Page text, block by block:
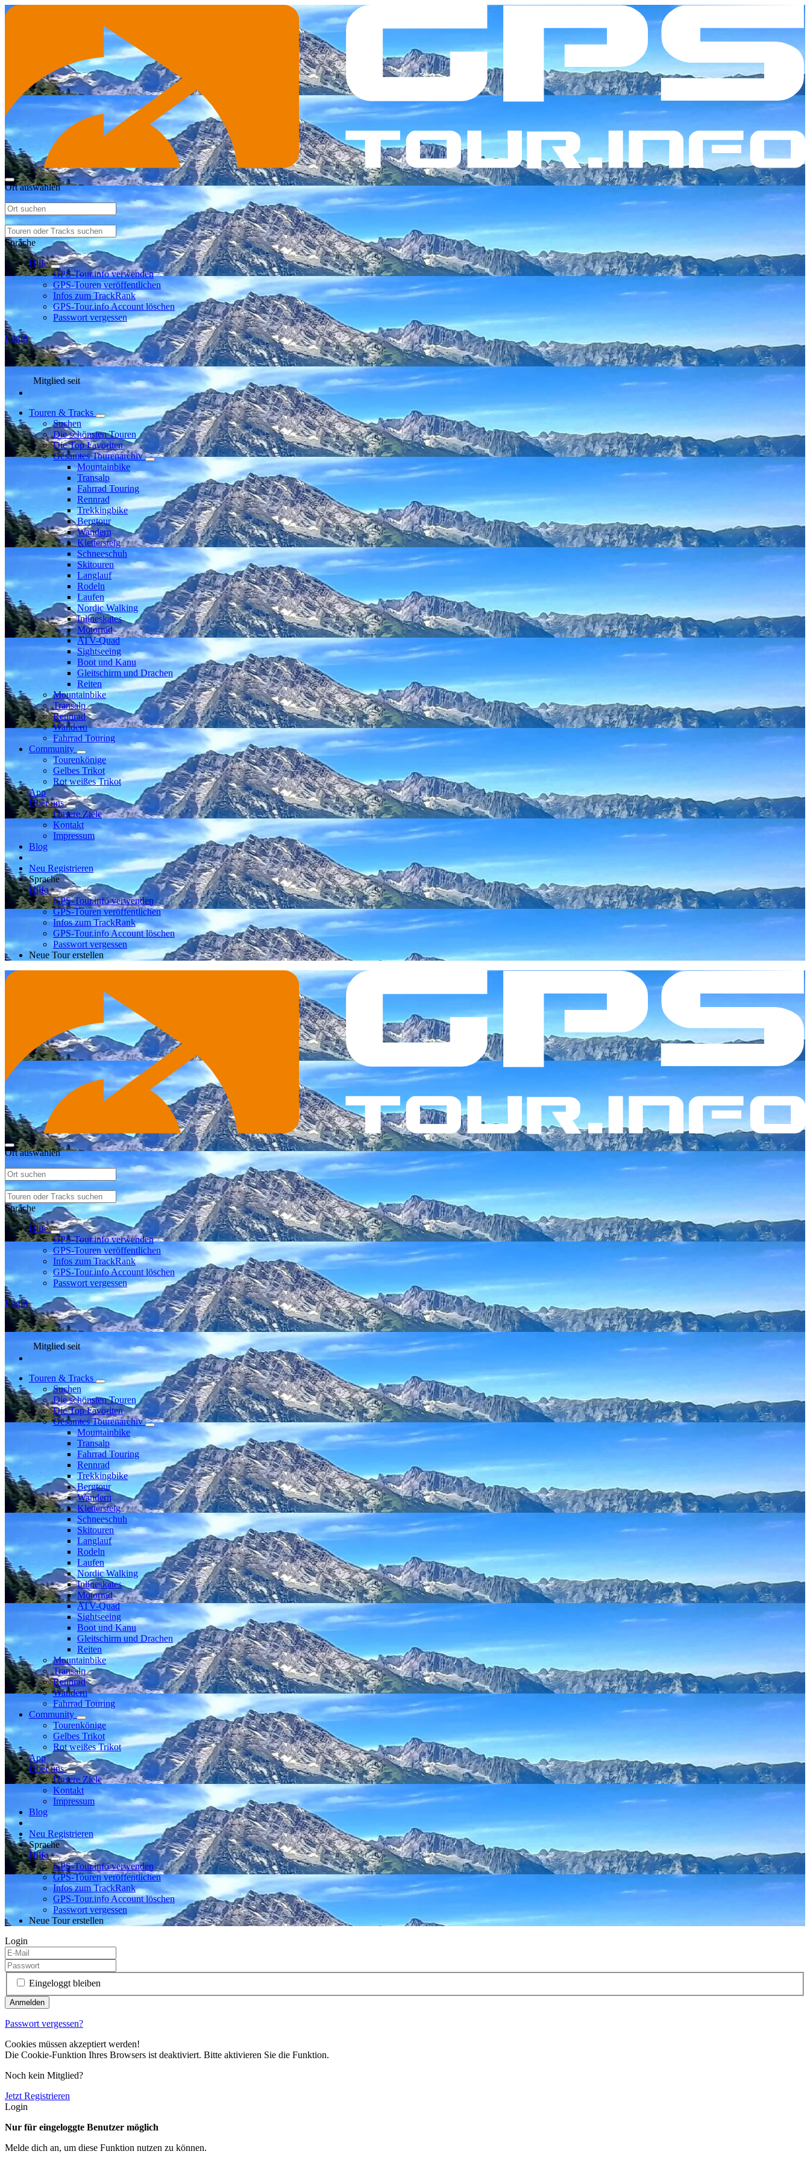
Ort auswählen
Sprache
Hilfe
GPS-Tour.info verwenden
GPS-Touren veröffentlichen
Infos zum TrackRank
GPS-Tour.info Account löschen
Passwort vergessen
Login
Mitglied seit
Touren & Tracks
Suchen
Die schönsten Touren
Die Top Favoriten
Gesamtes Tourenarchiv
Mountainbike
Transalp
Fahrrad Touring
Rennrad
Trekkingbike
Bergtour
Wandern
Klettersteig
Schneeschuh
Skitouren
Langlauf
Rodeln
Laufen
Nordic Walking
Inlineskates
Motorrad
ATV-Quad
Sightseeing
Boot und Kanu
Gleitschirm und Drachen
Reiten
Mountainbike
Transalp
Rennrad
Wandern
Fahrrad Touring
Community
Tourenkönige
Gelbes Trikot
Rot weißes Trikot
App
Über uns
Unsere Ziele
Kontakt
Impressum
Blog
Neu Registrieren
Sprache
Hilfe
GPS-Tour.info verwenden
GPS-Touren veröffentlichen
Infos zum TrackRank
GPS-Tour.info Account löschen
Passwort vergessen
Neue Tour erstellen
Ort auswählen
Sprache
Hilfe
GPS-Tour.info verwenden
GPS-Touren veröffentlichen
Infos zum TrackRank
GPS-Tour.info Account löschen
Passwort vergessen
Login
Mitglied seit
Touren & Tracks
Suchen
Die schönsten Touren
Die Top Favoriten
Gesamtes Tourenarchiv
Mountainbike
Transalp
Fahrrad Touring
Rennrad
Trekkingbike
Bergtour
Wandern
Klettersteig
Schneeschuh
Skitouren
Langlauf
Rodeln
Laufen
Nordic Walking
Inlineskates
Motorrad
ATV-Quad
Sightseeing
Boot und Kanu
Gleitschirm und Drachen
Reiten
Mountainbike
Transalp
Rennrad
Wandern
Fahrrad Touring
Community
Tourenkönige
Gelbes Trikot
Rot weißes Trikot
App
Über uns
Unsere Ziele
Kontakt
Impressum
Blog
Neu Registrieren
Sprache
Hilfe
GPS-Tour.info verwenden
GPS-Touren veröffentlichen
Infos zum TrackRank
GPS-Tour.info Account löschen
Passwort vergessen
Neue Tour erstellen
Login
Eingeloggt bleiben
Passwort vergessen?
Cookies müssen akzeptiert werden!
Die Cookie-Funktion Ihres Browsers ist deaktiviert. Bitte aktivieren Sie die Funktion.
Noch kein Mitglied?
Jetzt Registrieren
Login
Nur für eingeloggte Benutzer möglich
Melde dich an, um diese Funktion nutzen zu können.